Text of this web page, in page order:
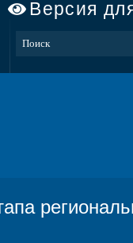
Версия